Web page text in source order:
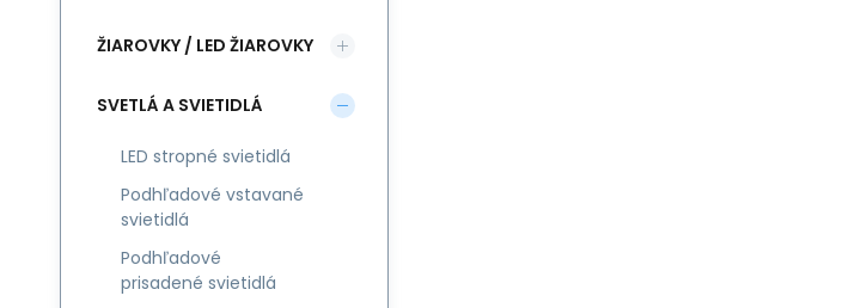
ŽIAROVKY / LED ŽIAROVKY
SVETLÁ A SVIETIDLÁ
LED stropné svietidlá
Podhľadové vstavané
svietidlá
Podhľadové
prisadené svietidlá